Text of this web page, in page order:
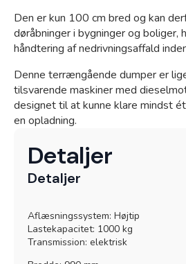
Den er kun 100 cm bred og kan
døråbninger i bygninger og boliger,
håndtering af nedrivningsaffald
Denne terrængående dumper er
tilsvarende maskiner med
designet til at kunne klare mindst
en opladning.
Detaljer
Detaljer
Aflæsningssystem: Højtip
Lastekapacitet: 1000 kg
Transmission: elektrisk